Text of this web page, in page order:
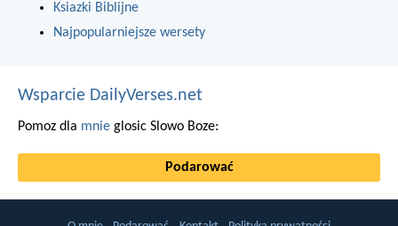
Ksiazki Biblijne
Najpopularniejsze wersety
Wsparcie DailyVerses.net
Pomoz dla mnie glosic Slowo Boze:
Podarować